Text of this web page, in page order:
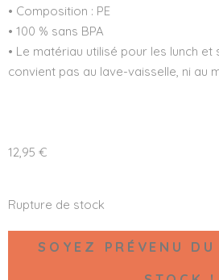
• Composition : PE
• 100 % sans BPA
• Le matériau utilisé pour les lunch et
convient pas au lave-vaisselle, ni au
12,95 €
Rupture de stock
SOYEZ PRÉVENU DU